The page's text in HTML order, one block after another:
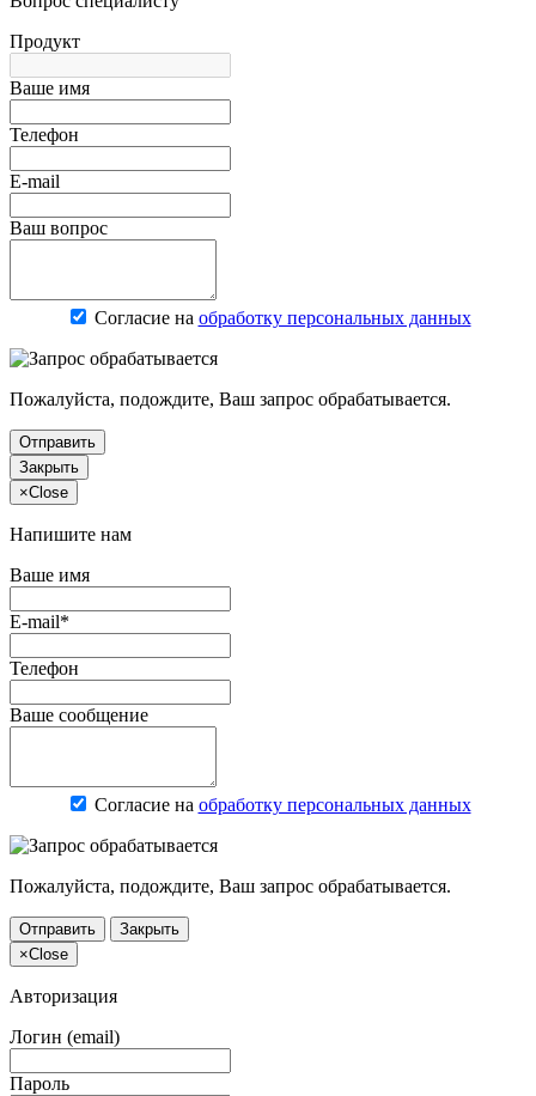
Продукт
Ваше имя
Телефон
E-mail
Ваш вопрос
Согласие на обработку персональных данных
Пожалуйста, подождите, Ваш запрос обрабатывается.
Отправить
Закрыть
×Close
Напишите нам
Ваше имя
E-mail*
Телефон
Ваше сообщение
Согласие на обработку персональных данных
Пожалуйста, подождите, Ваш запрос обрабатывается.
Отправить
Закрыть
×Close
Авторизация
Логин (email)
Пароль